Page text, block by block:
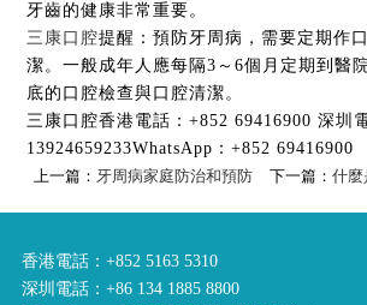
牙齒的健康非常重要。
三康口腔提醒：預防牙周病，需要定期作
潔。一般成年人應每隔3～6個月定期到醫
底的口腔檢查與口腔清潔。
三康口腔香港電話：+852 69416900 深圳
13924659233WhatsApp：+852 69416900
上一篇： 牙周病家庭防治和預防 下一篇： 什麼是
香港電話：+852 5163 5310
深圳電話：+86 134 1885 8800